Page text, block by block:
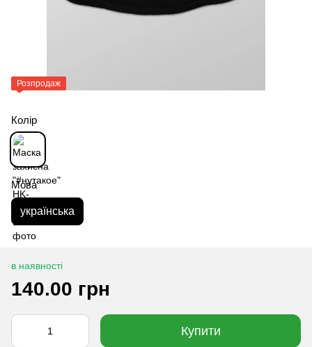
Розпродаж
Колір
Мова
українська
в наявності
140.00 грн
Купити